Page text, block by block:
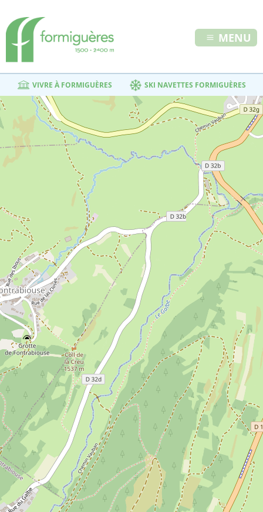
MENU
VIVRE À FORMIGUÈRES SKI NAVETTES FORMIGUÈRES